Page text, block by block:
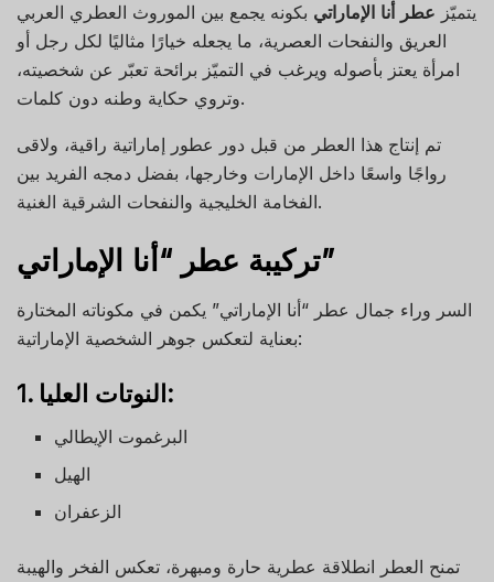
يتميّز عطر أنا الإماراتي بكونه يجمع بين الموروث العطري العربي
العريق والنفحات العصرية، ما يجعله خيارًا مثاليًا لكل رجل أو
امرأة يعتز بأصوله ويرغب في التميّز برائحة تعبّر عن شخصيته،
وتروي حكاية وطنه دون كلمات.
تم إنتاج هذا العطر من قبل دور عطور إماراتية راقية، ولاقى
رواجًا واسعًا داخل الإمارات وخارجها، بفضل دمجه الفريد بين
الفخامة الخليجية والنفحات الشرقية الغنية.
تركيبة عطر “أنا الإماراتي”
السر وراء جمال عطر “أنا الإماراتي” يكمن في مكوناته المختارة
بعناية لتعكس جوهر الشخصية الإماراتية:
1. النوتات العليا:
البرغموت الإيطالي
الهيل
الزعفران
تمنح العطر انطلاقة عطرية حارة ومبهرة، تعكس الفخر والهيبة